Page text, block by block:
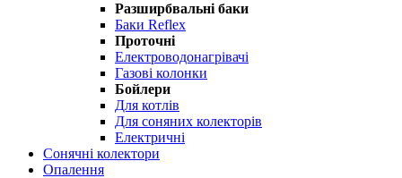
Разширбвальні баки
Баки Reflex
Проточні
Електроводонагрівачі
Газові колонки
Бойлери
Для котлів
Для соняних колекторів
Електричні
Сонячні колектори
Опалення